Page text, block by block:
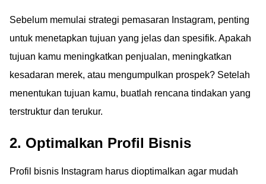
Sebelum memulai strategi pemasaran Instagram, penting
untuk menetapkan tujuan yang jelas dan spesifik. Apakah
tujuan kamu meningkatkan penjualan, meningkatkan
kesadaran merek, atau mengumpulkan prospek? Setelah
menentukan tujuan kamu, buatlah rencana tindakan yang
terstruktur dan terukur.
2. Optimalkan Profil Bisnis
Profil bisnis Instagram harus dioptimalkan agar mudah